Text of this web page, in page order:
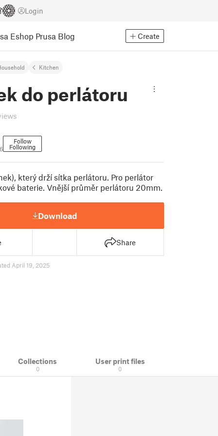
Login
Eshop Prusa Blog Create
Kitchen
do perlátoru
Follow
Following
který drží sítka perlátoru. Pro perlátor
baterie. Vnější průměr perlátoru 20mm.
Download
Share
April 19, 2025
Collections
0
User print files
0